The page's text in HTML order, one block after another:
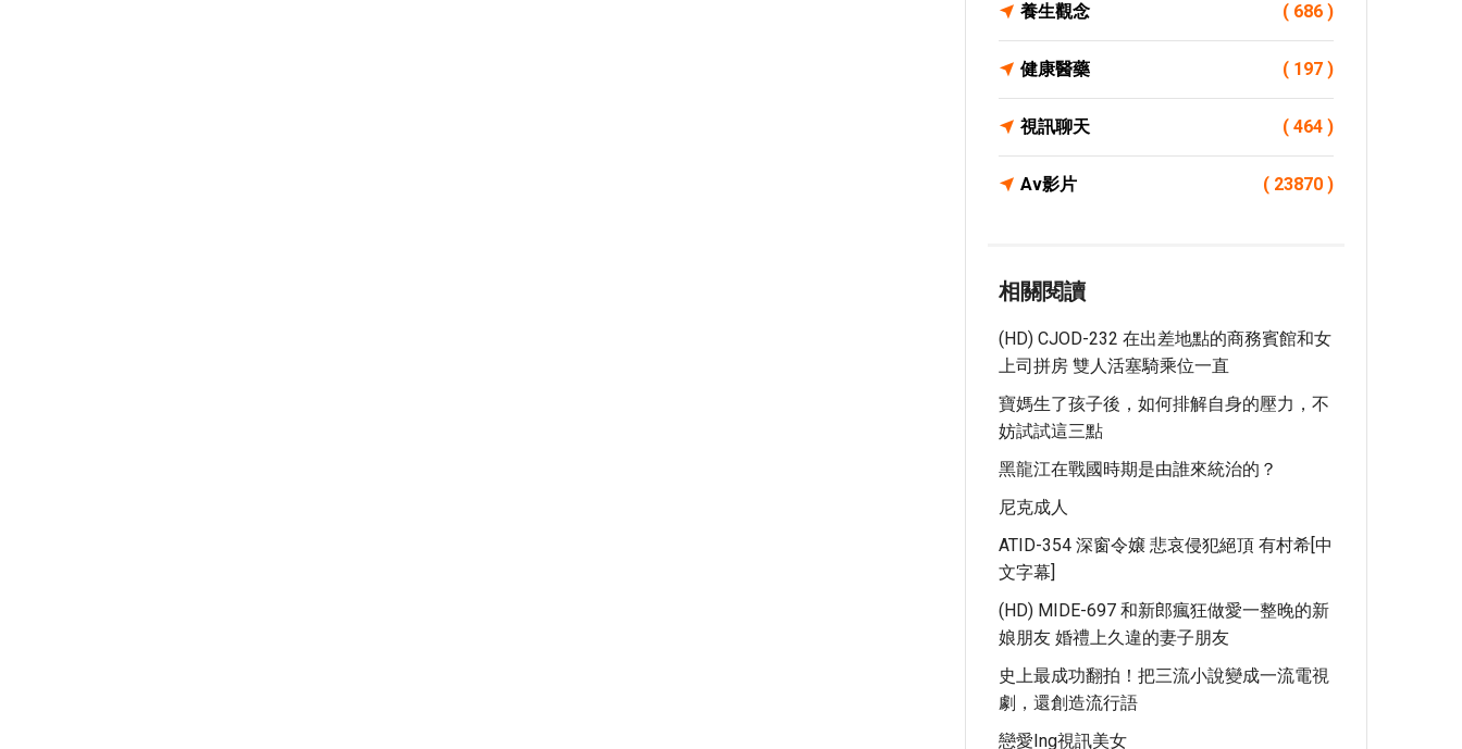
養生觀念 ( 686 )
健康醫藥 ( 197 )
視訊聊天 ( 464 )
Av影片 ( 23870 )
相關閱讀
(HD) CJOD-232 在出差地點的商務賓館和女
上司拼房 雙人活塞騎乘位一直
寶媽生了孩子後，如何排解自身的壓力，不
妨試試這三點
黑龍江在戰國時期是由誰來統治的？
尼克成人
ATID-354 深窗令嬢 悲哀侵犯絕頂 有村希[中
文字幕]
(HD) MIDE-697 和新郎瘋狂做愛一整晚的新
娘朋友 婚禮上久違的妻子朋友
史上最成功翻拍！把三流小說變成一流電視
劇，還創造流行語
戀愛ing視訊美女